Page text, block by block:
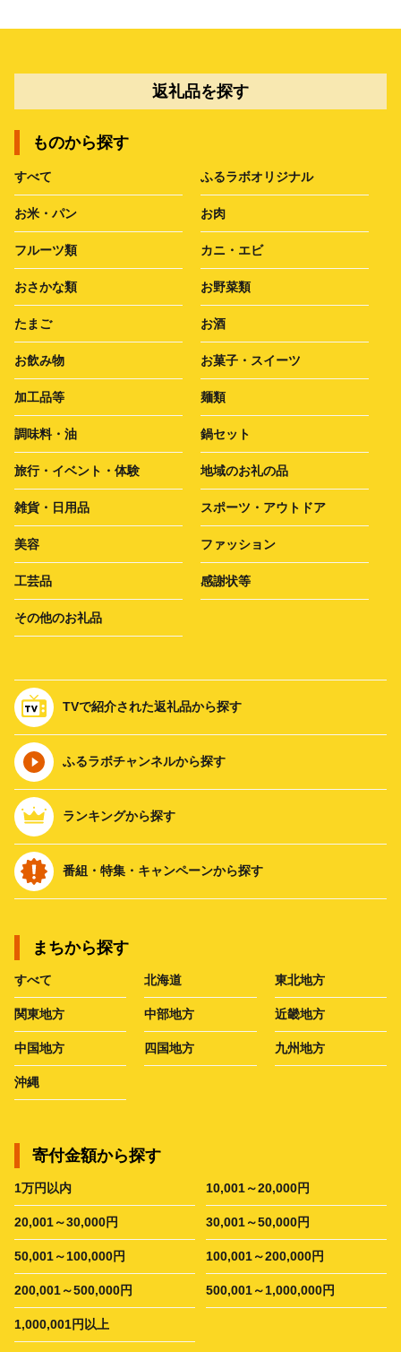
返礼品を探す
ものから探す
すべて ふるラボオリジナル
お米・パン お肉
フルーツ類 カニ・エビ
おさかな類 お野菜類
たまご お酒
お飲み物 お菓子・スイーツ
加工品等 麺類
調味料・油 鍋セット
旅行・イベント・体験 地域のお礼の品
雑貨・日用品 スポーツ・アウトドア
美容 ファッション
工芸品 感謝状等
その他のお礼品
TVで紹介された返礼品から探す
ふるラボチャンネルから探す
ランキングから探す
番組・特集・キャンペーンから探す
まちから探す
すべて 北海道 東北地方
関東地方 中部地方 近畿地方
中国地方 四国地方 九州地方
沖縄
寄付金額から探す
1万円以内 10,001～20,000円
20,001～30,000円 30,001～50,000円
50,001～100,000円 100,001～200,000円
200,001～500,000円 500,001～1,000,000円
1,000,001円以上